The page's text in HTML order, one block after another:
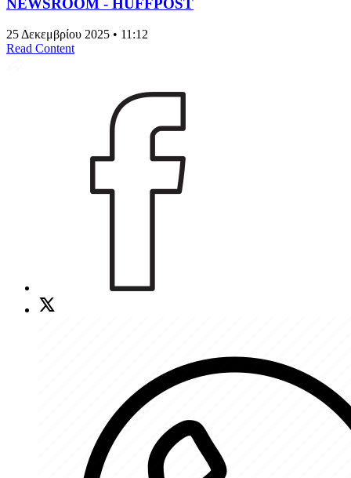
NEWSROOM - HUFFPOST
25 Δεκεμβρίου 2025 • 11:12
Read Content